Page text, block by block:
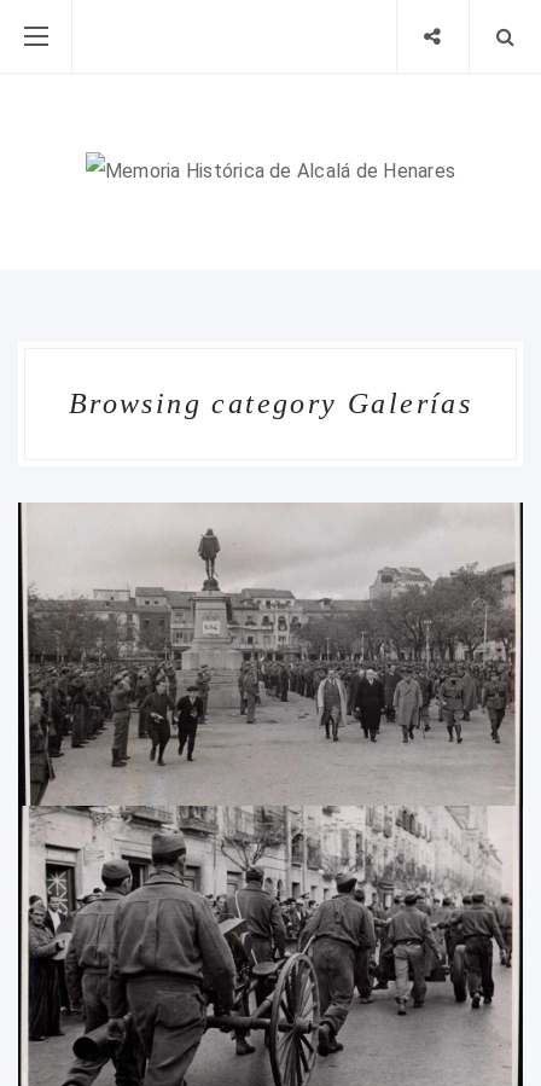
Browsing category Galerías